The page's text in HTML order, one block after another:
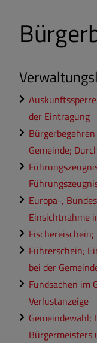
der Eintragung
Gemeinde;
Europa-,
Einsichtnahme
Führerschein;
bei der
Fundsachen im
Verlustanzeige
Gemeindewahl;
Bürgermeisters